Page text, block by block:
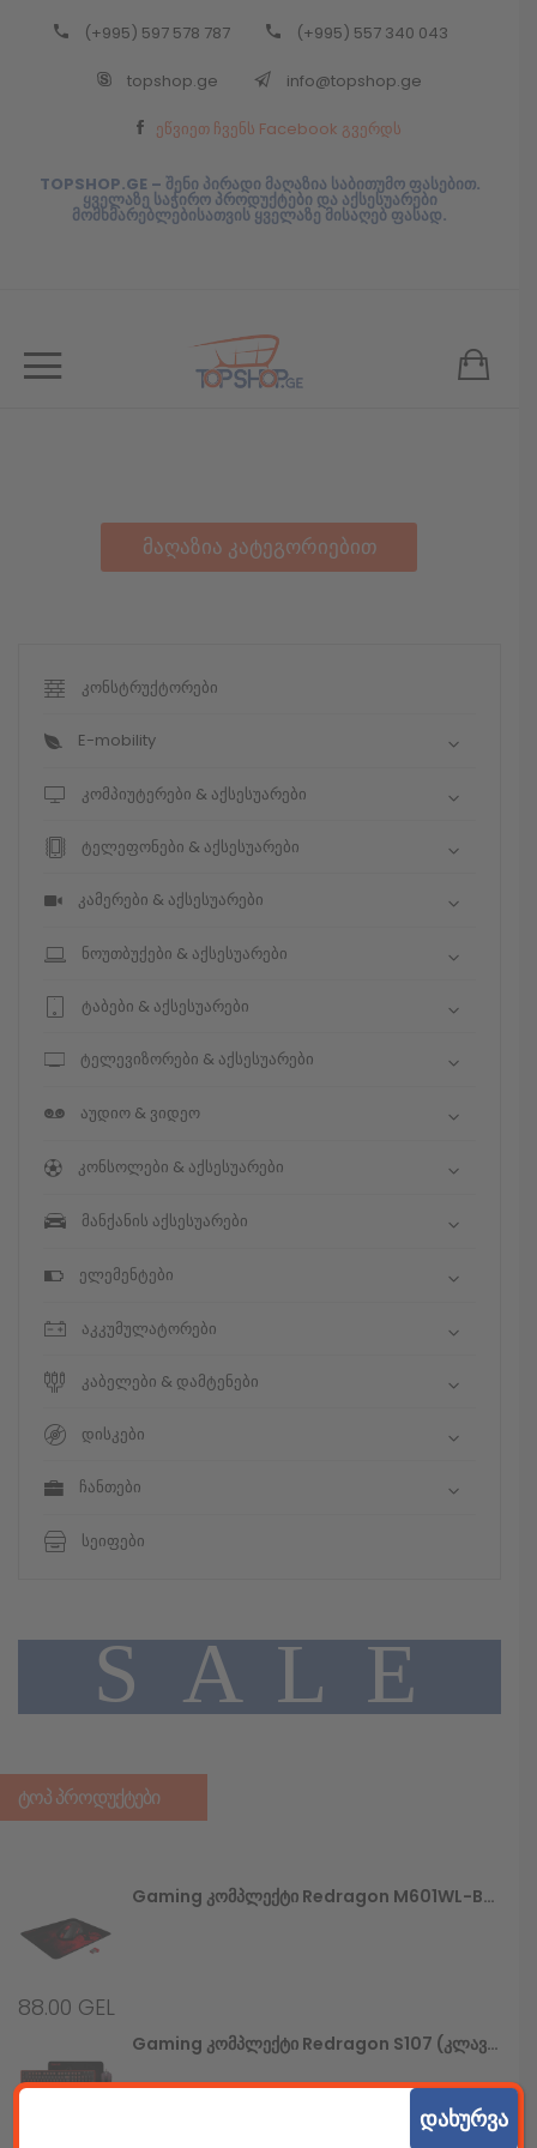
(+995) 597 578 787 (+995) 557 340 043
topshop.ge info@topshop.ge
ეწვიეთ ჩვენს Facebook გვერდს
TOPSHOP.GE – შენი პირადი მაღაზია საბითუმო ფასებით.
ყველაზე საჭირო პროდუქტები და აქსესუარები
მომხმარებლებისათვის ყველაზე მისაღებ ფასად.
მაღაზია კატეგორიებით
კონსტრუქტორები
E-mobility
კომპიუტერები & აქსესუარები
ტელეფონები & აქსესუარები
კამერები & აქსესუარები
ნოუთბუქები & აქსესუარები
ტაბები & აქსესუარები
ტელევიზორები & აქსესუარები
აუდიო & ვიდეო
კონსოლები & აქსესუარები
მანქანის აქსესუარები
ელემენტები
აკკუმულატორები
კაბელები & დამტენები
დისკები
ჩანთები
სეიფები
S A L E
ᲢᲝᲞ ᲞᲠᲝᲓᲣᲥᲢᲔᲑᲘ
Gaming Კომპლექტი Redragon M601WL-BA (უსადენო Მაუსი+მაუსპადი)
88.00 GEL
Gaming Კომპლექტი Redragon S107 (კლავიატურა+მაუსი+მაუსპადი)
დახურვა
Back